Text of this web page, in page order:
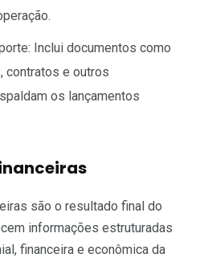
Inclui documentos como
contratos e outros
os lançamentos
são o resultado final do
informações estruturadas
financeira e econômica da